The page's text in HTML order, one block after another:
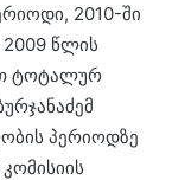
2010-ში
წლის
ტოტალურ
პერიოდზე